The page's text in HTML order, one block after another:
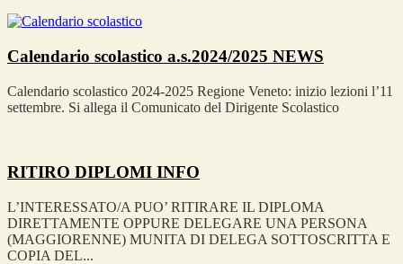
Calendario scolastico a.s.2024/2025 NEWS
Calendario scolastico 2024-2025 Regione Veneto: inizio lezioni l’11
settembre. Si allega il Comunicato del Dirigente Scolastico
RITIRO DIPLOMI INFO
L’INTERESSATO/A PUO’ RITIRARE IL DIPLOMA
DIRETTAMENTE OPPURE DELEGARE UNA PERSONA
(MAGGIORENNE) MUNITA DI DELEGA SOTTOSCRITTA E
COPIA DEL...